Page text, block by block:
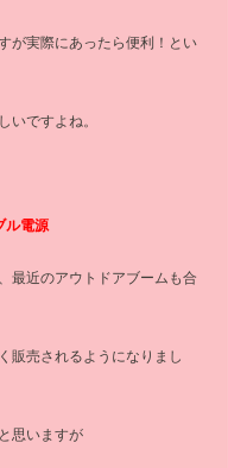
が実際にあったら便利！とい
いですよね。
ル電源
最近のアウトドアブームも合
販売されるようになりまし
思いますが